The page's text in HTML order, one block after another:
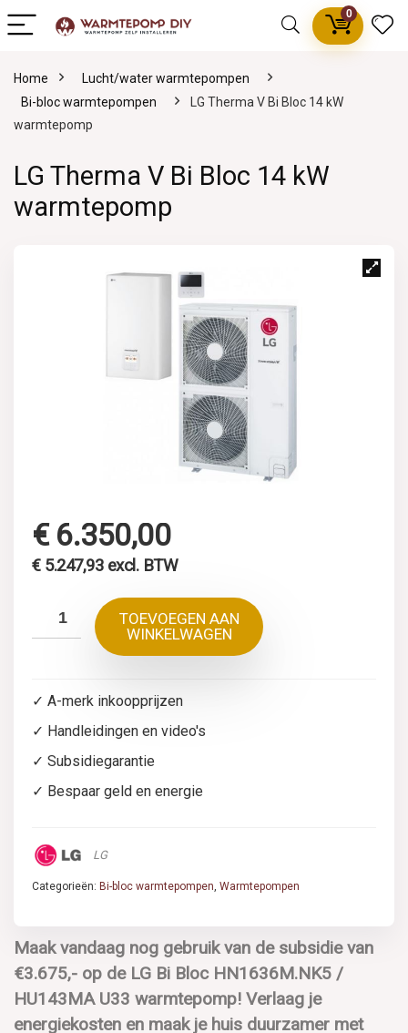
0
Home
Lucht/water warmtepompen
Bi-bloc warmtepompen
LG Therma V Bi Bloc 14 kW
warmtepomp
LG Therma V Bi Bloc 14 kW
warmtepomp
€6.350,00
€5.247,93 excl. BTW
TOEVOEGEN AAN
WINKELWAGEN
✓ A-merk inkoopprijzen
✓ Handleidingen en video's
✓ Subsidiegarantie
✓ Bespaar geld en energie
LG
Categorieën: Bi-bloc warmtepompen, Warmtepompen
Maak vandaag nog gebruik van de subsidie van
€3.675,- op de LG Bi Bloc HN1636M.NK5 /
HU143MA U33 warmtepomp! Verlaag je
energiekosten en maak je huis duurzamer met